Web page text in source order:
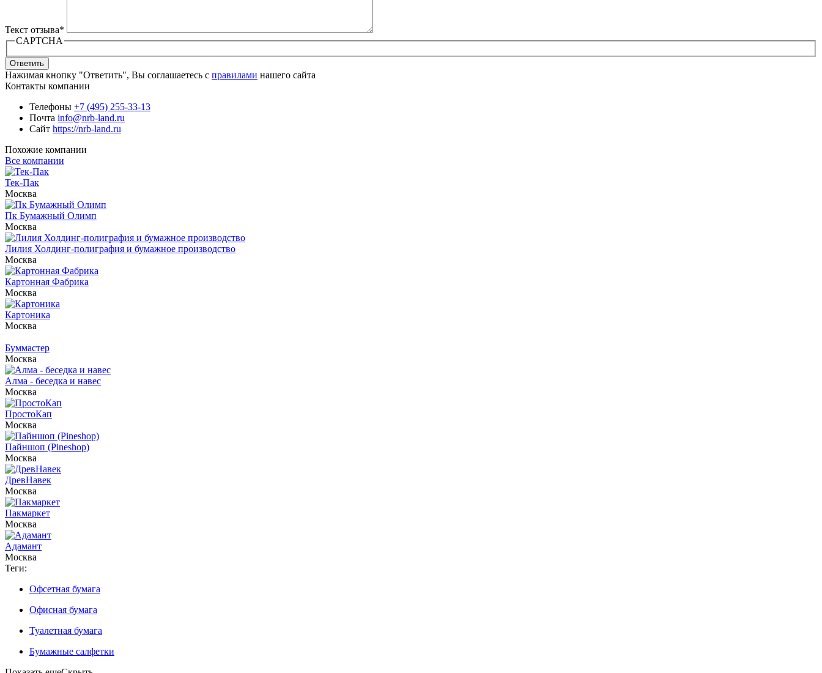
Текст отзыва*
CAPTCHA
Ответить
Нажимая кнопку "Ответить", Вы соглашаетесь с правилами нашего сайта
Контакты компании
Телефоны +7 (495) 255-33-13
Почта info@nrb-land.ru
Сайт https://nrb-land.ru
Похожие компании
Все компании
Тек-Пак
Москва
Пк Бумажный Олимп
Москва
Лилия Холдинг-полиграфия и бумажное производство
Москва
Картонная Фабрика
Москва
Картоника
Москва
Буммастер
Москва
Алма - беседка и навес
Москва
ПростоКап
Москва
Пайншоп (Pineshop)
Москва
ДревНавек
Москва
Пакмаркет
Москва
Адамант
Москва
Теги:
Офсетная бумага
Офисная бумага
Туалетная бумага
Бумажные салфетки